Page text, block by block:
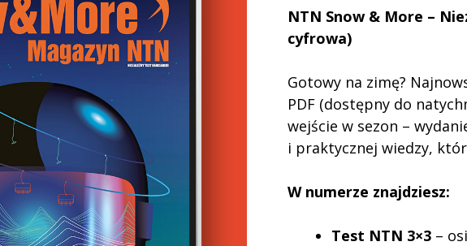
NTN Snow & More –
cyfrowa)
Gotowy na zimę?
PDF (dostępny do
wejście w sezon –
i praktycznej wiedzy,
W numerze znajdziesz:
Test NTN 3×3 –